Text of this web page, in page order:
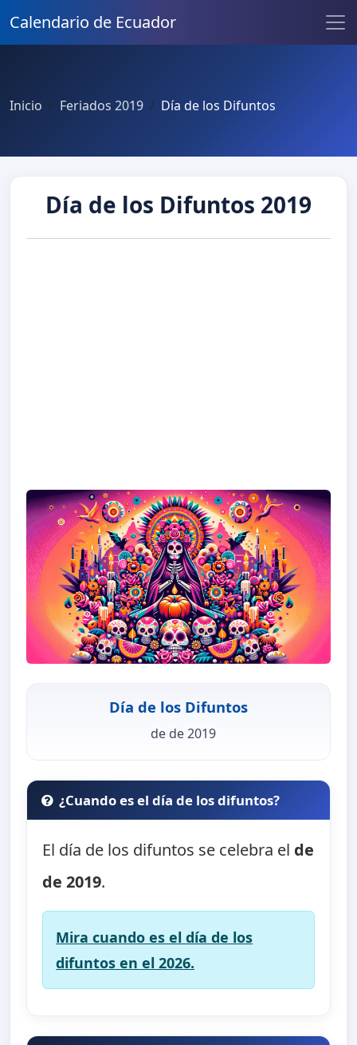
Calendario de Ecuador
Inicio Feriados 2019 Día de los Difuntos
Día de los Difuntos 2019
Día de los Difuntos
de de 2019
¿Cuando es el día de los difuntos?
El día de los difuntos se celebra el de
de 2019.
Mira cuando es el día de los
difuntos en el 2026.